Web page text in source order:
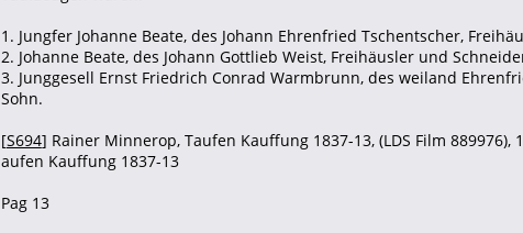
1. Jungfer Johanne Beate, des Johann Ehrenfried Tschentscher,
2. Johanne Beate, des Johann Gottlieb Weist, Freihäusler und
3. Junggesell Ernst Friedrich Conrad Warmbrunn, des weiland
Sohn.
[S694] Rainer Minnerop, Taufen Kauffung 1837-13, (LDS Film 889976),
aufen Kauffung 1837-13
Pag 13